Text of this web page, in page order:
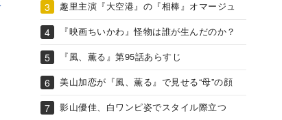
趣里主演『大空港』の『相棒』オマージュ
『映画ちいかわ』怪物は誰が生んだのか？
『風、薫る』第95話あらすじ
美山加恋が『風、薫る』で見せる“母”の顔
影山優佳、白ワンピ姿でスタイル際立つ